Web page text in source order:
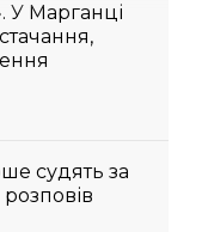
У Марганці
судять за